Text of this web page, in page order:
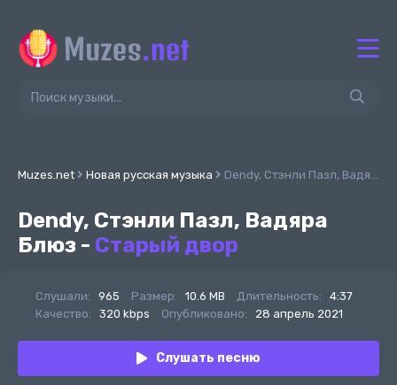
Muzes.net Новая русская музыка Dendy, Стэнли Пазл, Вадяра Блюз - Старый двор
Dendy, Стэнли Пазл, Вадяра
Блюз - Старый двор
Слушали: 965 Размер: 10.6 MB Длительность:
4:37
Качество:
320 kbps Опубликовано: 28 апрель 2021
Слушать песню